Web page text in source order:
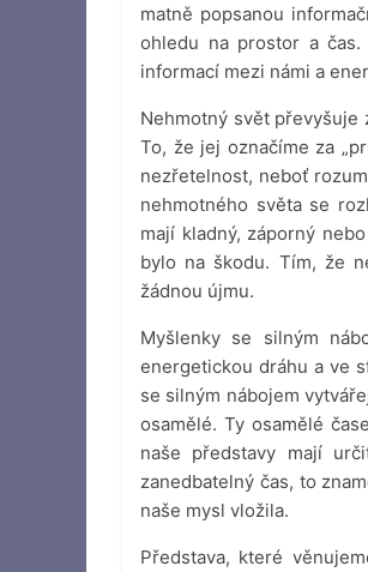
matně popsanou
ohledu na prostor a
informací mezi námi a
Nehmotný svět převyšuje
To, že jej označíme za
nezřetelnost, neboť
nehmotného světa se
mají kladný, záporný
bylo na škodu. Tím, že
žádnou újmu.
Myšlenky se silným
energetickou dráhu a ve
se silným nábojem
osamělé. Ty osamělé
naše představy mají
zanedbatelný čas, to
naše mysl vložila.
Představa, které